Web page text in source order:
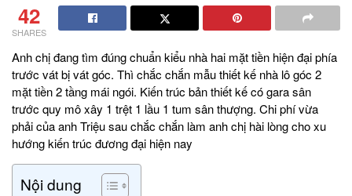
42
SHARES
Anh chị đang tìm đúng chuẩn kiểu nhà hai mặt tiền hiện đại phía
trước vát bị vát góc. Thì chắc chắn mẫu thiết kế nhà lô góc 2
mặt tiền 2 tầng mái ngói. Kiến trúc bản thiết kế có gara sân
trước quy mô xây 1 trệt 1 lầu 1 tum sân thượng. Chi phí vừa
phải của anh Triệu sau chắc chắn làm anh chị hài lòng cho xu
hướng kiến trúc đương đại hiện nay
Nội dung